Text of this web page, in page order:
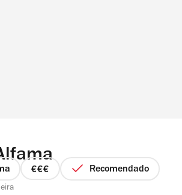
preço
Recomendado